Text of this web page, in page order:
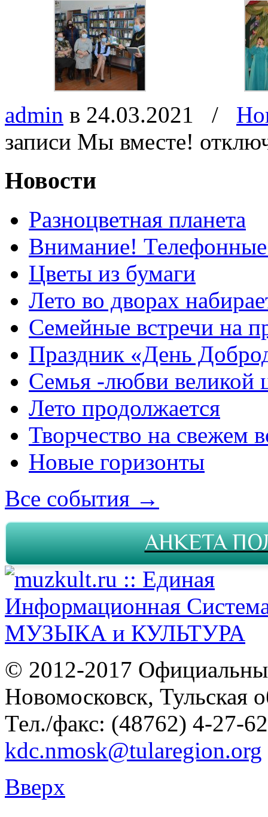
admin в 24.03.2021 /
записи Мы вместе!
Новости
Разноцветная планета
Внимание!
Цветы из бумаги
Лето во дворах
Семейные встречи на
Праздник «День
Семья -любви великой
Лето продолжается
Творчество на свежем
Новые горизонты
Все события →
АНКЕТА
© 2012-2017
Новомосковск, Тульская
Тел./факс: (48762) 4-27-
kdc.nmosk@tularegion.org
Вверх